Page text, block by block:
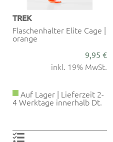
TREK
Flaschenhalter Elite Cage |
orange
9,95 €
inkl. 19% MwSt.
Auf Lager | Lieferzeit 2-
4 Werktage innerhalb Dt.